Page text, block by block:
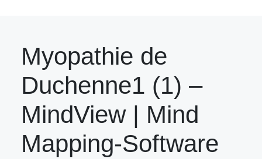
Myopathie de
Duchenne1 (1) –
MindView | Mind
Mapping-Software